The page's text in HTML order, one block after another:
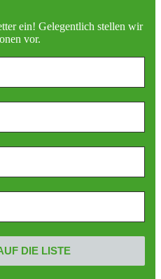
ein! Gelegentlich stellen wir
vor.